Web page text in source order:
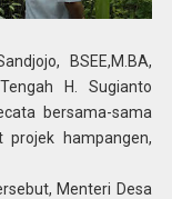
BSEE,M.BA,
H. Sugianto
bersama-sama
hampangen,
Menteri Desa